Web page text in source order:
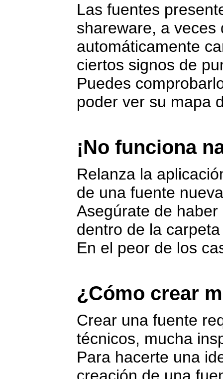
Las fuentes
shareware, a veces
automáticamente
ciertos signos de
Puedes
poder ver su mapa
¡No funciona
Relanza la
de una fuente
Asegúrate de
dentro de la
En el peor de los
¿Cómo crear
Crear una fuente
técnicos, mucha
Para hacerte una